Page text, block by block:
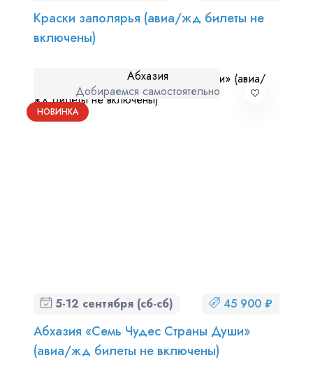
Краски заполярья (авиа/жд билеты не
включены)
НОВИНКА
Абхазия
Добираемся самостоятельно
5-12 сентября (сб-сб) 45 900 ₽
Абхазия «Семь Чудес Страны Души»
(авиа/жд билеты не включены)